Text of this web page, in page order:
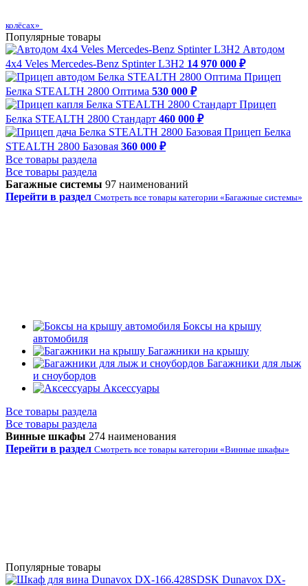
колёсах»
Популярные товары
Автодом
4х4 Veles Mercedes-Benz Sptinter L3H2 14 970 000 ₽
Прицеп
Белка STEALTH 2800 Оптима 530 000 ₽
Прицеп
Белка STEALTH 2800 Стандарт 460 000 ₽
Прицеп Белка
STEALTH 2800 Базовая 360 000 ₽
Все товары раздела
Все товары раздела
Багажные системы 97 наименований
Перейти в раздел Смотреть все товары категории «Багажные системы»
Боксы на крышу
автомобиля
Багажники на крышу
Багажники для лыж
и сноубордов
Аксессуары
Все товары раздела
Все товары раздела
Винные шкафы 274 наименования
Перейти в раздел Смотреть все товары категории «Винные шкафы»
Популярные товары
Dunavox DX-